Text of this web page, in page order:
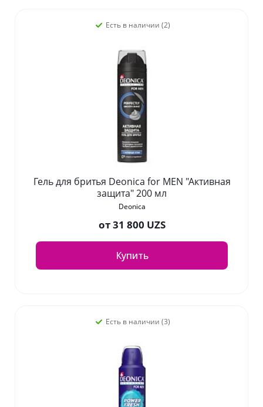
Есть в наличии (2)
Гель для бритья Deonica for MEN "Активная
защита" 200 мл
Deonica
от31 800 UZS
Купить
Есть в наличии (3)